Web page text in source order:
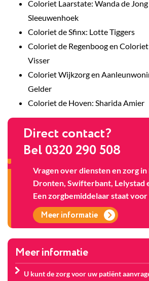
Coloriet Laarstate: Wanda de
Sleeuwenhoek
Coloriet de Sfinx: Lotte Tiggers
Coloriet de Regenboog en
Visser
Coloriet Wijkzorg en
Gelder
Coloriet de Hoven: Sharida Amier
Direct contact?
Bel 0320 290 508
Vragen over diensten en zorg in
Dronten, Swifterbant, Lelystad
Een zorgbemiddelaar staat
Meer informatie
Meer informatie
U kunt de zorg voor uw patiënt